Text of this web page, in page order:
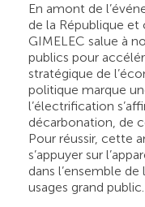
En amont de
de la République et
GIMELEC salue à
publics pour
stratégique de
politique marque
l’électrification
décarbonation, de
Pour réussir, cette
s’appuyer sur
dans l’ensemble
usages grand public.